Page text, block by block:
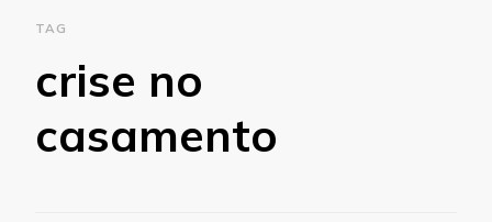
TAG
crise no
casamento